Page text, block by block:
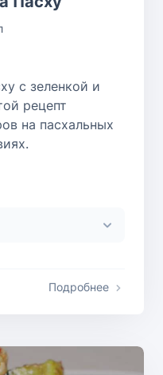
с зеленкой и
рецепт
на пасхальных
Подробнее